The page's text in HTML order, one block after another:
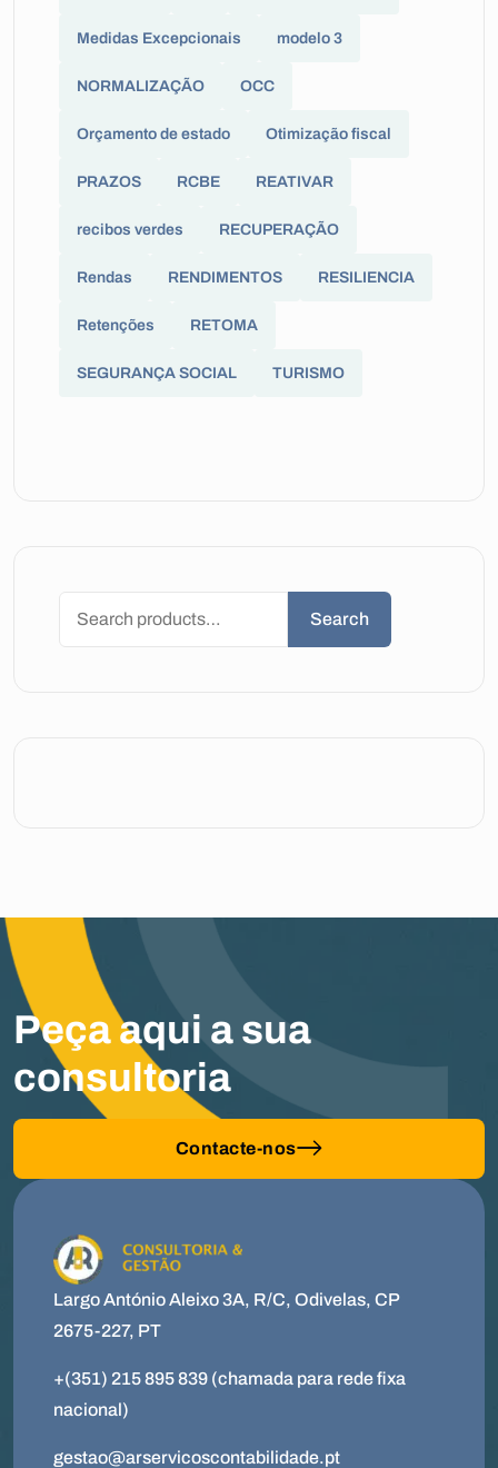
Medidas Excepcionais modelo 3
NORMALIZAÇÃO OCC
Orçamento de estado Otimização fiscal
PRAZOS RCBE REATIVAR
recibos verdes RECUPERAÇÃO
Rendas RENDIMENTOS RESILIENCIA
Retenções RETOMA
SEGURANÇA SOCIAL TURISMO
Search
Peça aqui a sua
consultoria
Contacte-nos
Largo António Aleixo 3A, R/C, Odivelas, CP
2675-227, PT
+(351) 215 895 839 (chamada para rede fixa
nacional)
gestao@arservicoscontabilidade.pt